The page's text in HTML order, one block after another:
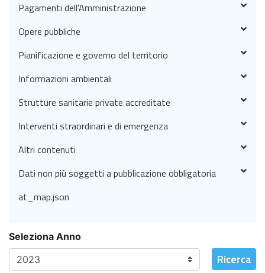
Seleziona Anno
Ricerca
Pagamenti dell'Amministrazione
Opere pubbliche
Pianificazione e governo del territorio
Informazioni ambientali
Strutture sanitarie private accreditate
Interventi straordinari e di emergenza
Altri contenuti
Dati non più soggetti a pubblicazione obbligatoria
at_map.json